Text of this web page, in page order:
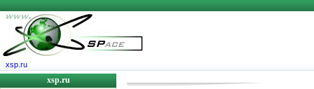
xsp.ru
xsp.ru